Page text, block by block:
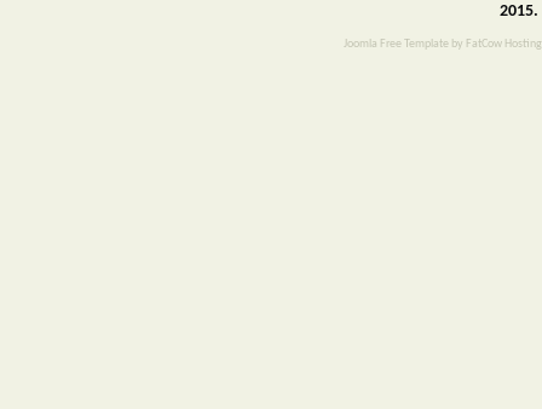
Joomla Free Template by FatCow Hosting
2015.